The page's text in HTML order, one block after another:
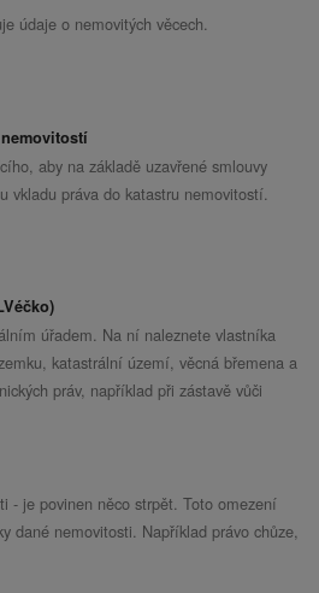
údaje o nemovitých věcech.
aby na základě uzavřené smlouvy
vkladu práva do katastru nemovitostí.
úřadem. Na ní naleznete vlastníka
katastrální území, věcná břemena a
práv, například při zástavě vůči
- je povinen něco strpět. Toto omezení
dané nemovitosti. Například právo chůze,